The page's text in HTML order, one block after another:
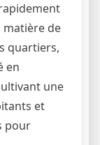
matière de
quartiers,
en
une
et
pour